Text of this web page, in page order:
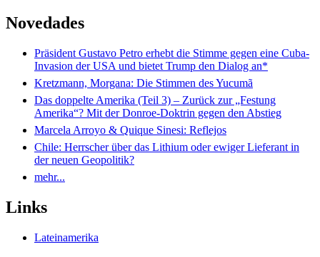
Novedades
Präsident Gustavo Petro erhebt die Stimme gegen eine Cuba-
Invasion der USA und bietet Trump den Dialog an*
Kretzmann, Morgana: Die Stimmen des Yucumã
Das doppelte Amerika (Teil 3) – Zurück zur „Festung
Amerika“? Mit der Donroe-Doktrin gegen den Abstieg
Marcela Arroyo & Quique Sinesi: Reflejos
Chile: Herrscher über das Lithium oder ewiger Lieferant in
der neuen Geopolitik?
mehr...
Links
Lateinamerika